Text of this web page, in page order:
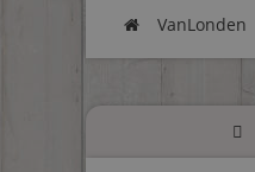
VanLonden